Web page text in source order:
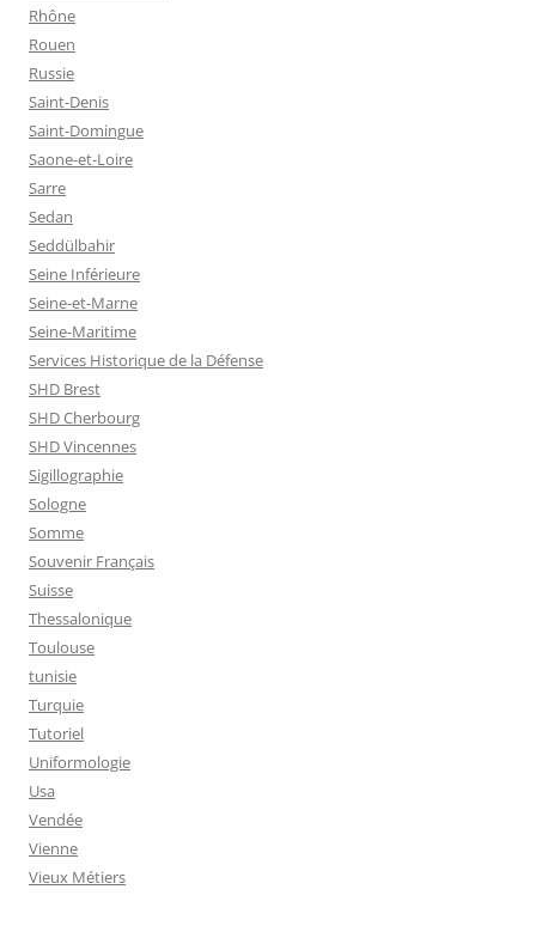
Rhône
Rouen
Russie
Saint-Denis
Saint-Domingue
Saone-et-Loire
Sarre
Sedan
Seddülbahir
Seine Inférieure
Seine-et-Marne
Seine-Maritime
Services Historique de la Défense
SHD Brest
SHD Cherbourg
SHD Vincennes
Sigillographie
Sologne
Somme
Souvenir Français
Suisse
Thessalonique
Toulouse
tunisie
Turquie
Tutoriel
Uniformologie
Usa
Vendée
Vienne
Vieux Métiers